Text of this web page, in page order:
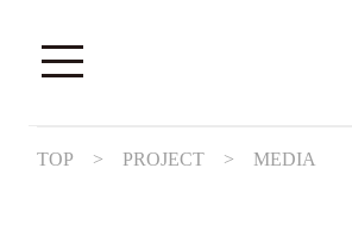
TOP > PROJECT > MEDIA